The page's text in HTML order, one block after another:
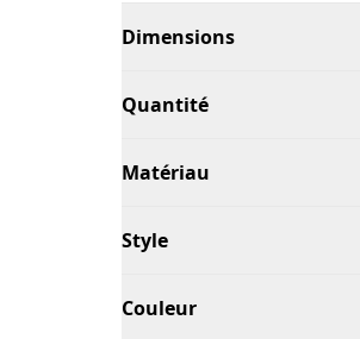
Dimensions
Quantité
Matériau
Style
Couleur